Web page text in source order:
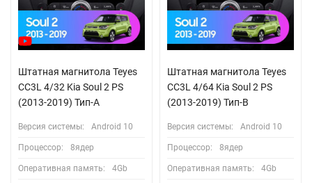
Штатная магнитола Teyes
CC3L 4/32 Kia Soul 2 PS
(2013-2019) Тип-A
Версия системы: Android 10
Процессор: 8ядер
Оперативная память: 4Gb
Штатная магнитола Teyes
CC3L 4/64 Kia Soul 2 PS
(2013-2019) Тип-B
Версия системы: Android 10
Процессор: 8ядер
Оперативная память: 4Gb